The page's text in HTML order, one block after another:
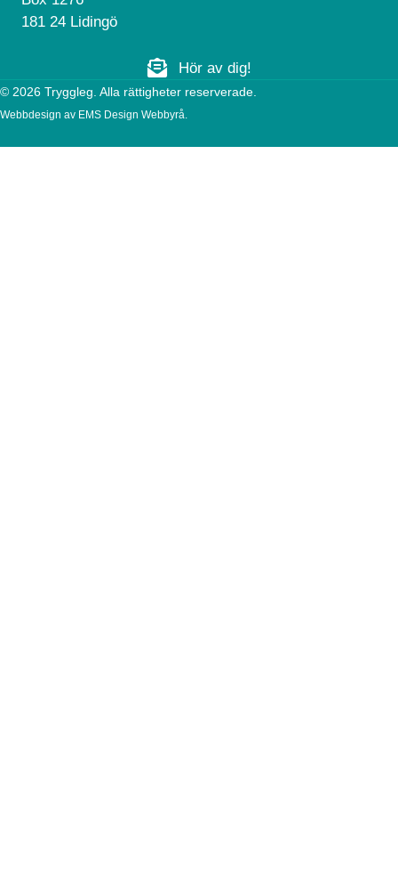
181 24 Lidingö
Hör av dig!
© 2026 Tryggleg. Alla rättigheter reserverade.
Webbdesign av EMS Design Webbyrå.